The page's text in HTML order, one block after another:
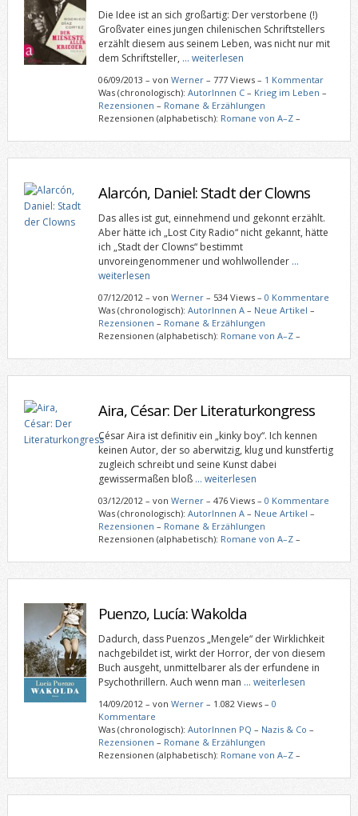
Die Idee ist an sich großartig: Der verstorbene (!)
Großvater eines jungen chilenischen Schriftstellers
erzählt diesem aus seinem Leben, was nicht nur mit
dem Schriftsteller, … weiterlesen
06/09/2013 – von Werner– 777 Views – 1 Kommentar
Was (chronologisch): AutorInnen C– Krieg im Leben –
Rezensionen – Romane & Erzählungen
Rezensionen (alphabetisch): Romane von A–Z–
Alarcón, Daniel: Stadt der Clowns
Das alles ist gut, einnehmend und gekonnt erzählt.
Aber hätte ich „Lost City Radio“ nicht gekannt, hätte
ich „Stadt der Clowns“ bestimmt
unvoreingenommener und wohlwollender …
weiterlesen
07/12/2012 – von Werner– 534 Views – 0 Kommentare
Was (chronologisch): AutorInnen A– Neue Artikel –
Rezensionen – Romane & Erzählungen
Rezensionen (alphabetisch): Romane von A–Z–
Aira, César: Der Literaturkongress
César Aira ist definitiv ein „kinky boy“. Ich kennen
keinen Autor, der so aberwitzig, klug und kunstfertig
zugleich schreibt und seine Kunst dabei
gewissermaßen bloß … weiterlesen
03/12/2012 – von Werner– 476 Views – 0 Kommentare
Was (chronologisch): AutorInnen A– Neue Artikel –
Rezensionen – Romane & Erzählungen
Rezensionen (alphabetisch): Romane von A–Z–
Puenzo, Lucía: Wakolda
Dadurch, dass Puenzos „Mengele“ der Wirklichkeit
nachgebildet ist, wirkt der Horror, der von diesem
Buch ausgeht, unmittelbarer als der erfundene in
Psychothrillern. Auch wenn man … weiterlesen
14/09/2012 – von Werner– 1.082 Views – 0
Kommentare
Was (chronologisch): AutorInnen PQ – Nazis & Co –
Rezensionen – Romane & Erzählungen
Rezensionen (alphabetisch): Romane von A–Z–